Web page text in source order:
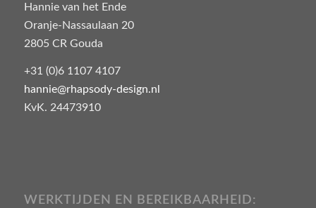
Hannie van het Ende
Oranje-Nassaulaan 20
2805 CR Gouda
+31 (0)6 1107 4107
hannie@rhapsody-design.nl
KvK. 24473910
WERKTIJDEN EN BEREIKBAARHEID: